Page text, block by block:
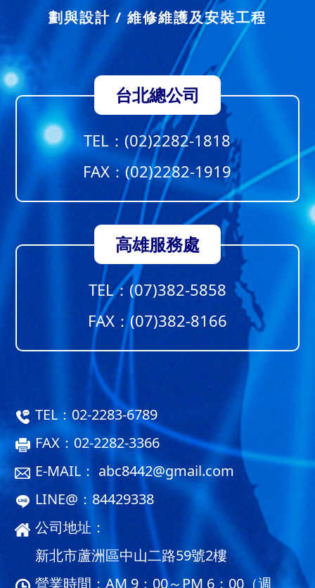
劃與設計 / 維修維護及安裝工程
台北總公司
TEL：(02)2282-1818
FAX：(02)2282-1919
高雄服務處
TEL：(07)382-5858
FAX：(07)382-8166
TEL： 02-2283-6789
FAX：02-2282-3366
E-MAIL： abc8442@gmail.com
LINE@： 84429338
公司地址：
新北市蘆洲區中山二路59號2樓
營業時間：AM 9：00～PM 6：00（週